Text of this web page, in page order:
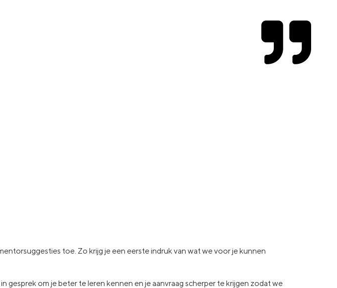
toe. Zo krijg je een eerste indruk van watwe voor je kunnen
gesprek om je beter te leren kennen en je aanvraag scherper te krijgen zodat we